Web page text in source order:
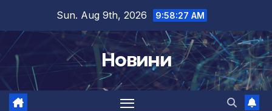
content
Sun. Aug 9th, 2026 9:58:28 AM
Новини